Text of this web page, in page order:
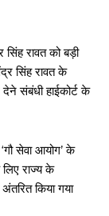
रावत को बड़ी
सिंह रावत के
संबंधी हाईकोर्ट के
सेवा आयोग’ के
राज्य के
किया गया